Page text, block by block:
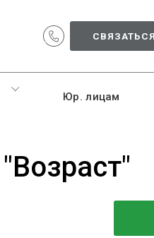
СВЯЗАТЬСЯ
Юр. лицам